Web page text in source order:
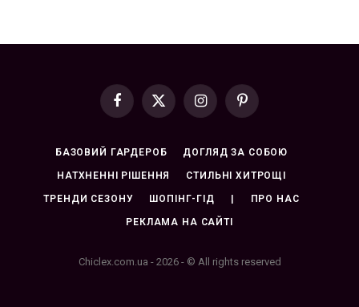
Facebook
X
InstagramPinterest
БАЗОВИЙ ГАРДЕРОБ ДОГЛЯД ЗА СОБОЮ
НАТХНЕННІ РІШЕННЯ СТИЛЬНІ ХИТРОЩІ
ТРЕНДИ СЕЗОНУ ШОПІНГ-ГІД ПРО НАС
РЕКЛАМА НА САЙТІ
Chiclex.com.ua - 2026 - © All rights reserved